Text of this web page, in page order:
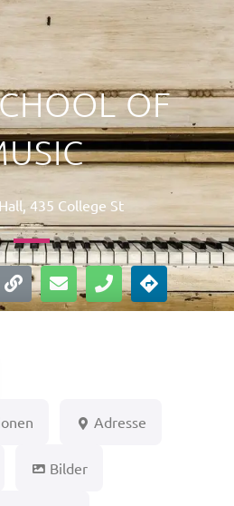
OF
435 College St
Adresse
Bilder